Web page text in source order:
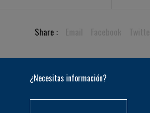
Share :
¿Necesitas información?